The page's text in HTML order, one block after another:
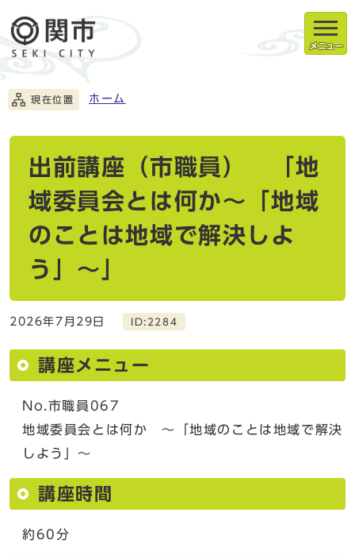
メニュー
現在位置 ホーム
出前講座（市職員） 「地
域委員会とは何か～「地域
のことは地域で解決しよ
う」～」
2026年7月29日 ID:2284
講座メニュー
No.市職員067
地域委員会とは何か ～「地域のことは地域で解決
しよう」～
講座時間
約60分